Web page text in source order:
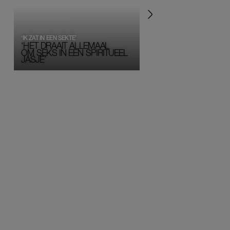
‘HET DRAAIT ALLEMAAL
OM SEKS IN EEN SPIRITUEEL
JASJE’
‘IK ZAT IN EEN SEKTE’